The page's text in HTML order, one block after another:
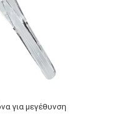
για μεγέθυνση